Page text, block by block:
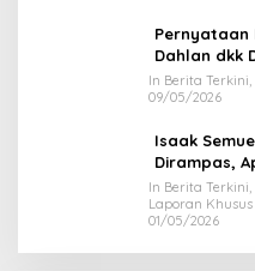
Pernyataan
Dahlan dkk
PK Isaak
In Berita Terkini,
09/05/2026
Isaak
Dirampas,
Kasus Kini
In Berita Terkini,
Laporan Khusus
01/05/2026